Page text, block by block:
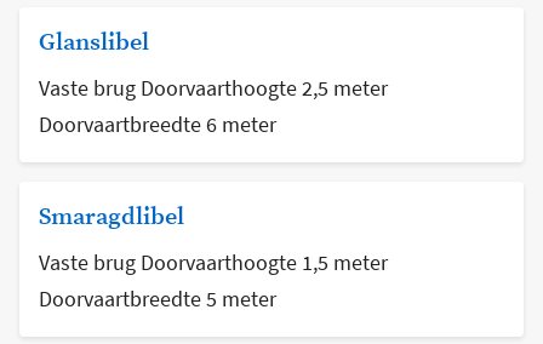
Glanslibel
Vaste brug Doorvaarthoogte 2,5 meter
Doorvaartbreedte 6 meter
Smaragdlibel
Vaste brug Doorvaarthoogte 1,5 meter
Doorvaartbreedte 5 meter